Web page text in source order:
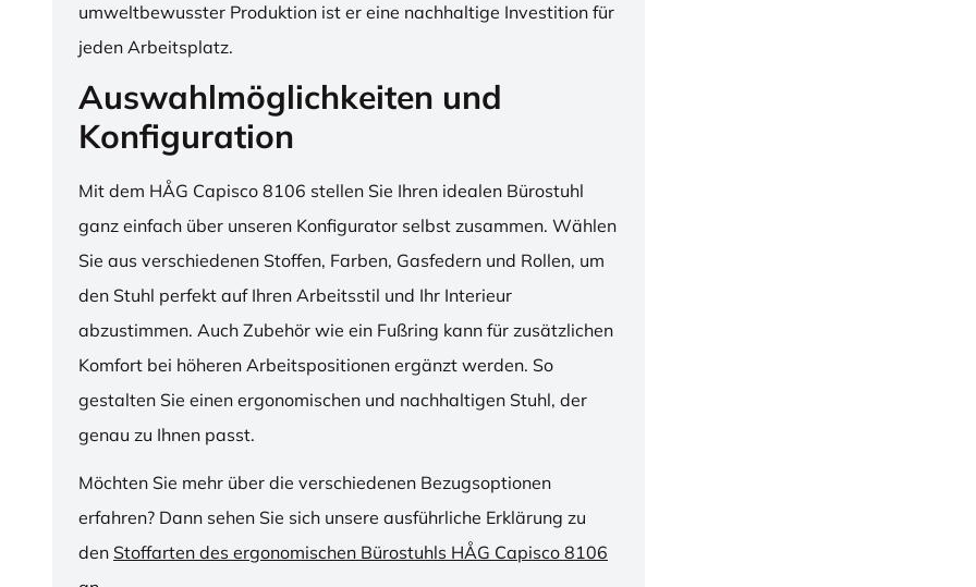
umweltbewusster Produktion ist er eine nachhaltige Investition für
jeden Arbeitsplatz.
Auswahlmöglichkeiten und
Konfiguration
Mit dem HÅG Capisco 8106 stellen Sie Ihren idealen Bürostuhl
ganz einfach über unseren Konfigurator selbst zusammen. Wählen
Sie aus verschiedenen Stoffen, Farben, Gasfedern und Rollen, um
den Stuhl perfekt auf Ihren Arbeitsstil und Ihr Interieur
abzustimmen. Auch Zubehör wie ein Fußring kann für zusätzlichen
Komfort bei höheren Arbeitspositionen ergänzt werden. So
gestalten Sie einen ergonomischen und nachhaltigen Stuhl, der
genau zu Ihnen passt.
Möchten Sie mehr über die verschiedenen Bezugsoptionen
erfahren? Dann sehen Sie sich unsere ausführliche Erklärung zu
den Stoffarten des ergonomischen Bürostuhls HÅG Capisco 8106